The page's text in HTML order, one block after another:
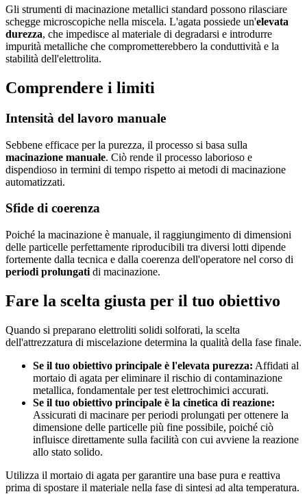
Gli strumenti di macinazione metallici standard possono rilasciare
schegge microscopiche nella miscela. L'agata possiede un'elevata
durezza, che impedisce al materiale di degradarsi e introdurre
impurità metalliche che comprometterebbero la conduttività e la
stabilità dell'elettrolita.
Comprendere i limiti
Intensità del lavoro manuale
Sebbene efficace per la purezza, il processo si basa sulla
macinazione manuale. Ciò rende il processo laborioso e
dispendioso in termini di tempo rispetto ai metodi di macinazione
automatizzati.
Sfide di coerenza
Poiché la macinazione è manuale, il raggiungimento di dimensioni
delle particelle perfettamente riproducibili tra diversi lotti dipende
fortemente dalla tecnica e dalla coerenza dell'operatore nel corso di
periodi prolungati di macinazione.
Fare la scelta giusta per il tuo obiettivo
Quando si preparano elettroliti solidi solforati, la scelta
dell'attrezzatura di miscelazione determina la qualità della fase finale.
Se il tuo obiettivo principale è l'elevata purezza: Affidati al
mortaio di agata per eliminare il rischio di contaminazione
metallica, fondamentale per test elettrochimici accurati.
Se il tuo obiettivo principale è la cinetica di reazione:
Assicurati di macinare per periodi prolungati per ottenere la
dimensione delle particelle più fine possibile, poiché ciò
influisce direttamente sulla facilità con cui avviene la reazione
allo stato solido.
Utilizza il mortaio di agata per garantire una base pura e reattiva
prima di spostare il materiale nella fase di sintesi ad alta temperatura.